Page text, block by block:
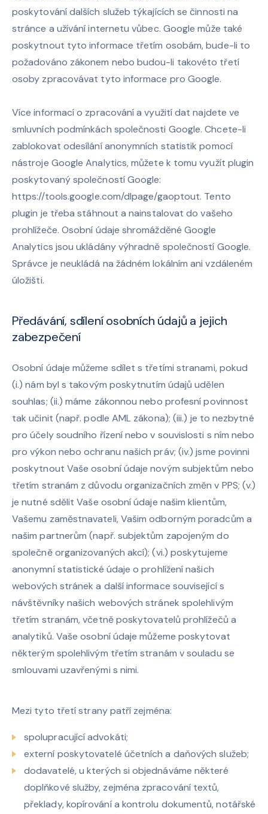
poskytování dalších služeb týkajících se činnosti na
stránce a užívání internetu vůbec. Google může také
poskytnout tyto informace třetím osobám, bude-li to
požadováno zákonem nebo budou-li takovéto třetí
osoby zpracovávat tyto informace pro Google.
Více informací o zpracování a využití dat najdete ve
smluvních podmínkách společnosti Google. Chcete-li
zablokovat odesílání anonymních statistik pomocí
nástroje Google Analytics, můžete k tomu využít plugin
poskytovaný společností Google:
https://tools.google.com/dlpage/gaoptout. Tento
plugin je třeba stáhnout a nainstalovat do vašeho
prohlížeče. Osobní údaje shromážděné Google
Analytics jsou ukládány výhradně společností Google.
Správce je neukládá na žádném lokálním ani vzdáleném
úložišti.
Předávání, sdílení osobních údajů a jejich
zabezpečení
Osobní údaje můžeme sdílet s třetími stranami, pokud
(i.) nám byl s takovým poskytnutím údajů udělen
souhlas; (ii.) máme zákonnou nebo profesní povinnost
tak učinit (např. podle AML zákona); (iii.) je to nezbytné
pro účely soudního řízení nebo v souvislosti s ním nebo
pro výkon nebo ochranu našich práv; (iv.) jsme povinni
poskytnout Vaše osobní údaje novým subjektům nebo
třetím stranám z důvodu organizačních změn v PPS; (v.)
je nutné sdělit Vaše osobní údaje našim klientům,
Vašemu zaměstnavateli, Vašim odborným poradcům a
našim partnerům (např. subjektům zapojeným do
společně organizovaných akcí); (vi.) poskytujeme
anonymní statistické údaje o prohlížení našich
webových stránek a další informace související s
návštěvníky našich webových stránek spolehlivým
třetím stranám, včetně poskytovatelů prohlížečů a
analytiků. Vaše osobní údaje můžeme poskytovat
některým spolehlivým třetím stranám v souladu se
smlouvami uzavřenými s nimi.
Mezi tyto třetí strany patří zejména:
spolupracující advokáti;
externí poskytovatelé účetních a daňových služeb;
dodavatelé, u kterých si objednáváme některé
doplňkové služby, zejména zpracování textů,
překlady, kopírování a kontrolu dokumentů, notářské